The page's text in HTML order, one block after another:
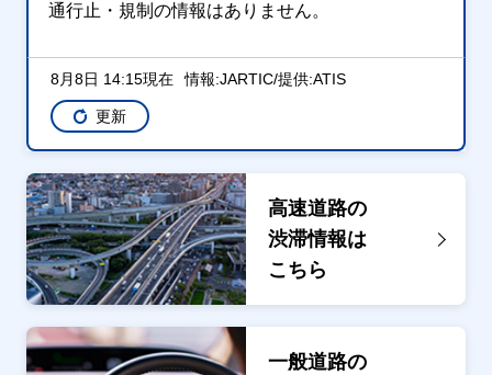
通行止・規制の情報はありません。
8月8日 14:15現在 情報:JARTIC/提供:ATIS
更新
高速道路の
渋滞情報は
こちら
一般道路の